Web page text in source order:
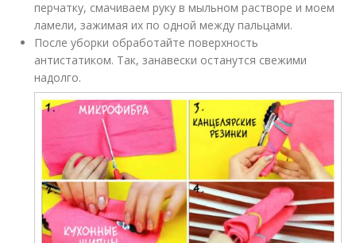
перчатку, смачиваем руку в мыльном растворе и моем
ламели, зажимая их по одной между пальцами.
После уборки обработайте поверхность
антистатиком. Так, занавески останутся свежими
надолго.